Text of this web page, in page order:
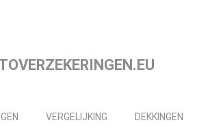
VERGELIJKING DEKKINGEN